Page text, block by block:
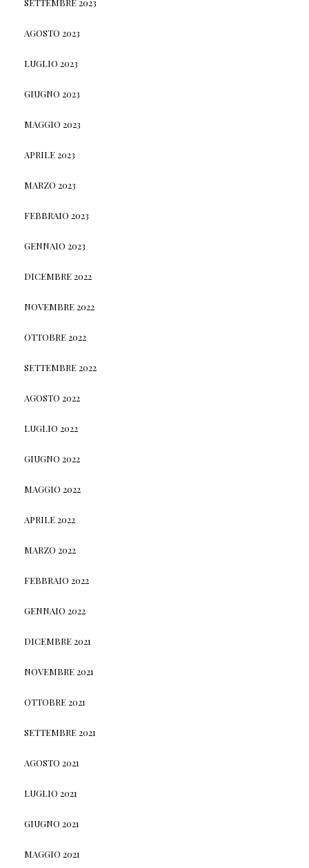
SETTEMBRE 2023
AGOSTO 2023
LUGLIO 2023
GIUGNO 2023
MAGGIO 2023
APRILE 2023
MARZO 2023
FEBBRAIO 2023
GENNAIO 2023
DICEMBRE 2022
NOVEMBRE 2022
OTTOBRE 2022
SETTEMBRE 2022
AGOSTO 2022
LUGLIO 2022
GIUGNO 2022
MAGGIO 2022
APRILE 2022
MARZO 2022
FEBBRAIO 2022
GENNAIO 2022
DICEMBRE 2021
NOVEMBRE 2021
OTTOBRE 2021
SETTEMBRE 2021
AGOSTO 2021
LUGLIO 2021
GIUGNO 2021
MAGGIO 2021